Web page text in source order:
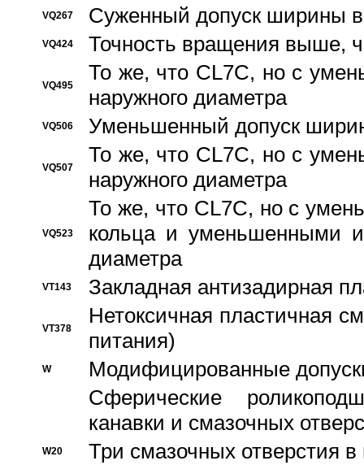
VQ267 Суженный допуск ширины
VQ424 Точность вращения выше,
VQ495
То же, что CL7C, но с
наружного диаметра
VQ506 Уменьшенный допуск
VQ507
То же, что CL7C, но с
наружного диаметра
VQ523
То же, что CL7C, но с
кольца и уменьшенными
диаметра
VT143 Закладная антизадирная
VT378
Нетоксичная пластичная
питания)
W
Модифицированные
Сферические
канавки и смазочных
W20 Три смазочных отверстия